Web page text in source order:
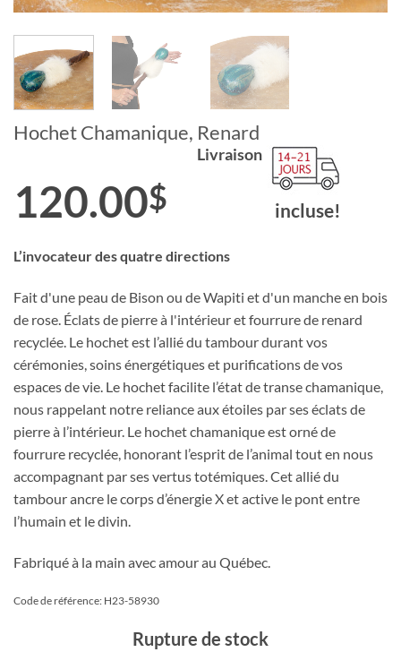
Hochet Chamanique, Renard
120.00$
Livraison
incluse!
L’invocateur des quatre directions
Fait d'une peau de Bison ou de Wapiti et d'un manche en bois
de rose. Éclats de pierre à l'intérieur et fourrure de renard
recyclée. Le hochet est l’allié du tambour durant vos
cérémonies, soins énergétiques et purifications de vos
espaces de vie. Le hochet facilite l’état de transe chamanique,
nous rappelant notre reliance aux étoiles par ses éclats de
pierre à l’intérieur. Le hochet chamanique est orné de
fourrure recyclée, honorant l’esprit de l’animal tout en nous
accompagnant par ses vertus totémiques. Cet allié du
tambour ancre le corps d’énergie X et active le pont entre
l’humain et le divin.
Fabriqué à la main avec amour au Québec.
Code de référence: H23-58930
Rupture de stock